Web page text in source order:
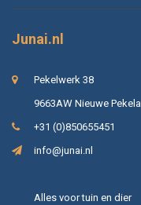
Junai.nl
Pekelwerk 38
9663AW Nieuwe Pekela
+31 (0)850655451
info@junai.nl
Alles voor tuin en dier